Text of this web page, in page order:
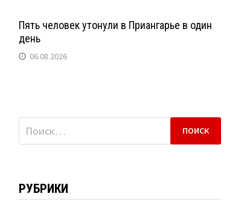
Пять человек утонули в Приангарье в один
день
06.08.2026
Найти:
РУБРИКИ